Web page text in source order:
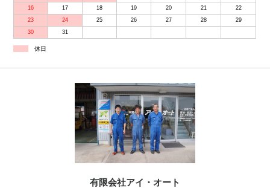
16
17 18 19 20 21
22
23
24 25 26 27 28
29
30
31
休日
有限会社アイ・オート